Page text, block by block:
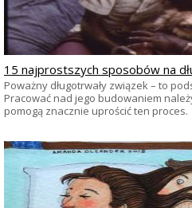
15 najprostszych sposobów na
Poważny długotrwały związek – to
Pracować nad jego budowaniem
pomogą znacznie uprościć ten proces.